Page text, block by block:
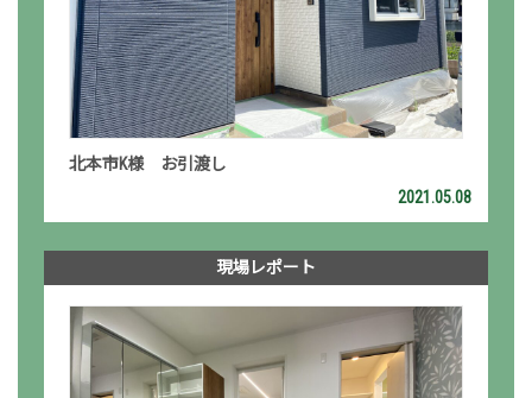
北本市K様 お引渡し
2021.05.08
現場レポート